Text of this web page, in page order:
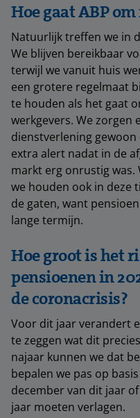
Hoe gaat ABP
Natuurlijk treffen we in
We blijven bereikbaar
terwijl we vanuit huis
een grotere regelmaat
te houden als het gaat
werkgevers. We zorgen
dienstverlening
extra alert nadat in de
markt erg onrustig was.
we houden ook in deze
de gaten, want
lange termijn.
Hoe groot is het
pensioenen in
de coronacrisis?
Voor dit jaar verandert
te zeggen wat dit
najaar kunnen we dat
bepalen we pas op
december van dit jaar
jaar moeten verlagen.